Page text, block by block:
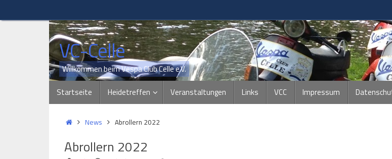
Inhalt
VC-Celle
Willkommen beim Vespa Club Celle e.V.
Inhalt
springen
Startseite Heidetreffen Veranstaltungen Links VCC Impressum
StartNews Abrollern 2022
Abrollern 2022